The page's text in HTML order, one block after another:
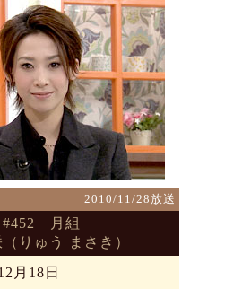
2010/11/28放送
#452 月組
りゅう まさき）
月18日